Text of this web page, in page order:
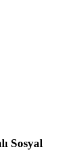
Sosyal